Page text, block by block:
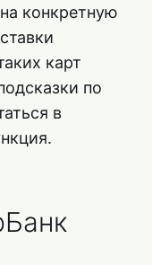
конкретную
карт
по
в